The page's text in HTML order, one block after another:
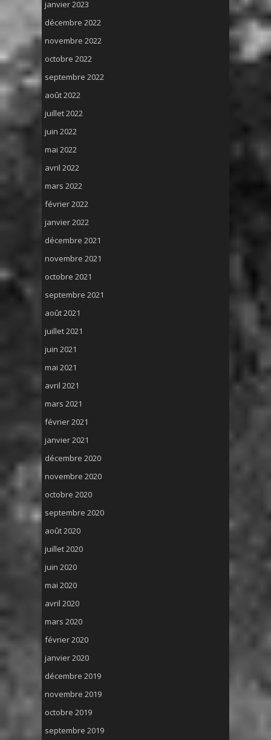
janvier 2023
décembre 2022
novembre 2022
octobre 2022
septembre 2022
août 2022
juillet 2022
juin 2022
mai 2022
avril 2022
mars 2022
février 2022
janvier 2022
décembre 2021
novembre 2021
octobre 2021
septembre 2021
août 2021
juillet 2021
juin 2021
mai 2021
avril 2021
mars 2021
février 2021
janvier 2021
décembre 2020
novembre 2020
octobre 2020
septembre 2020
août 2020
juillet 2020
juin 2020
mai 2020
avril 2020
mars 2020
février 2020
janvier 2020
décembre 2019
novembre 2019
octobre 2019
septembre 2019